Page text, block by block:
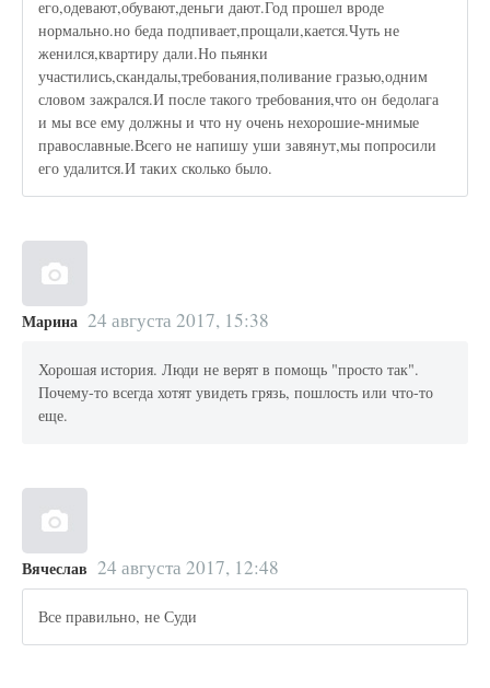
его,одевают,обувают,деньги дают.Год прошел вроде
нормально.но беда подпивает,прощали,кается.Чуть не
женился,квартиру дали.Но пьянки
участились,скандалы,требования,поливание гразью,одним
словом зажрался.И после такого требования,что он бедолага
и мы все ему должны и что ну очень нехорошие-мнимые
православные.Всего не напишу уши завянут,мы попросили
его удалится.И таких сколько было.
Марина 24 августа 2017, 15:38
Хорошая история. Люди не верят в помощь "просто так".
Почему-то всегда хотят увидеть грязь, пошлость или что-то
еще.
Вячеслав 24 августа 2017, 12:48
Все правильно, не Суди